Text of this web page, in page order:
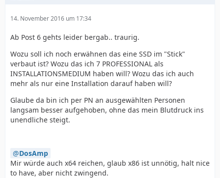
14. November 2016 um 17:34
Ab Post 6 gehts leider bergab.. traurig.
Wozu soll ich noch erwähnen das eine SSD im "Stick"
verbaut ist? Wozu das ich 7 PROFESSIONAL als
INSTALLATIONSMEDIUM haben will? Wozu das ich auch
mehr als nur eine Installation darauf haben will?
Glaube da bin ich per PN an ausgewählten Personen
langsam besser aufgehoben, ohne das mein Blutdruck ins
unendliche steigt.
DosAmp
Mir würde auch x64 reichen, glaub x86 ist unnötig, halt nice
to have, aber nicht zwingend.